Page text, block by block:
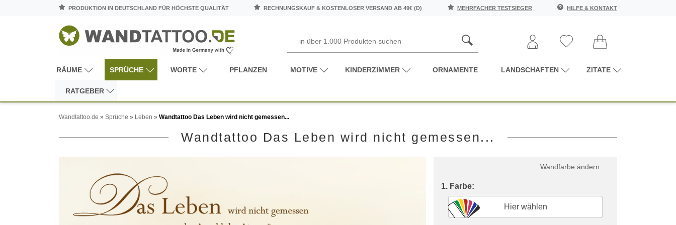
PRODUKTION IN DEUTSCHLAND FÜR HÖCHSTE QUALITÄT RECHNUNGSKAUF & KOSTENLOSER VERSAND AB 49€ (D) MEHRFACHER TESTSIEGER HILFE & KONTAKT
RÄUME SPRÜCHE WORTE PFLANZEN MOTIVE KINDERZIMMER ORNAMENTE LANDSCHAFTEN ZITATE
RATGEBER
Wandtattoo.de » Sprüche » Leben » Wandtattoo Das Leben wird nicht gemessen...
Wandtattoo Das Leben wird nicht gemessen...
Wandfarbe ändern
1. Farbe:
Hier wählen